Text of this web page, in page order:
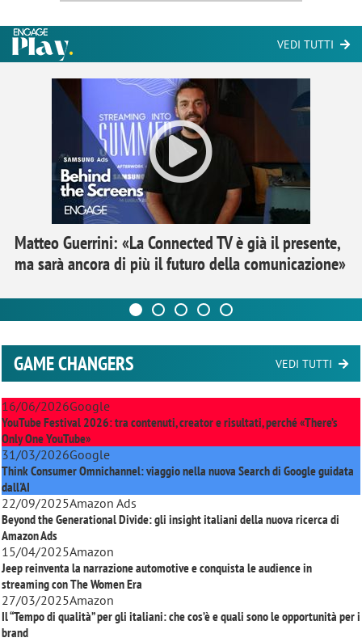
VEDI TUTTI
Matteo Guerrini: «La Connected TV è già il presente,
ma sarà ancora di più il futuro della comunicazione»
GAME CHANGERS VEDI TUTTI
16/06/2026Google
YouTube Festival 2026: tra contenuti, creator e risultati, perché «There’s
Only One YouTube»
31/03/2026Google
Think Consumer Omnichannel: viaggio nella nuova Search di Google guidata
dall'AI
22/09/2025Amazon Ads
Beyond the Generational Divide: gli insight italiani della nuova ricerca di
Amazon Ads
15/04/2025Amazon
Jeep reinventa la narrazione automotive e conquista le audience in
streaming conThe Women Era
27/03/2025Amazon
Il “Tempo di qualità” per gli italiani: che cos’è e quali sono le opportunità per i
brand